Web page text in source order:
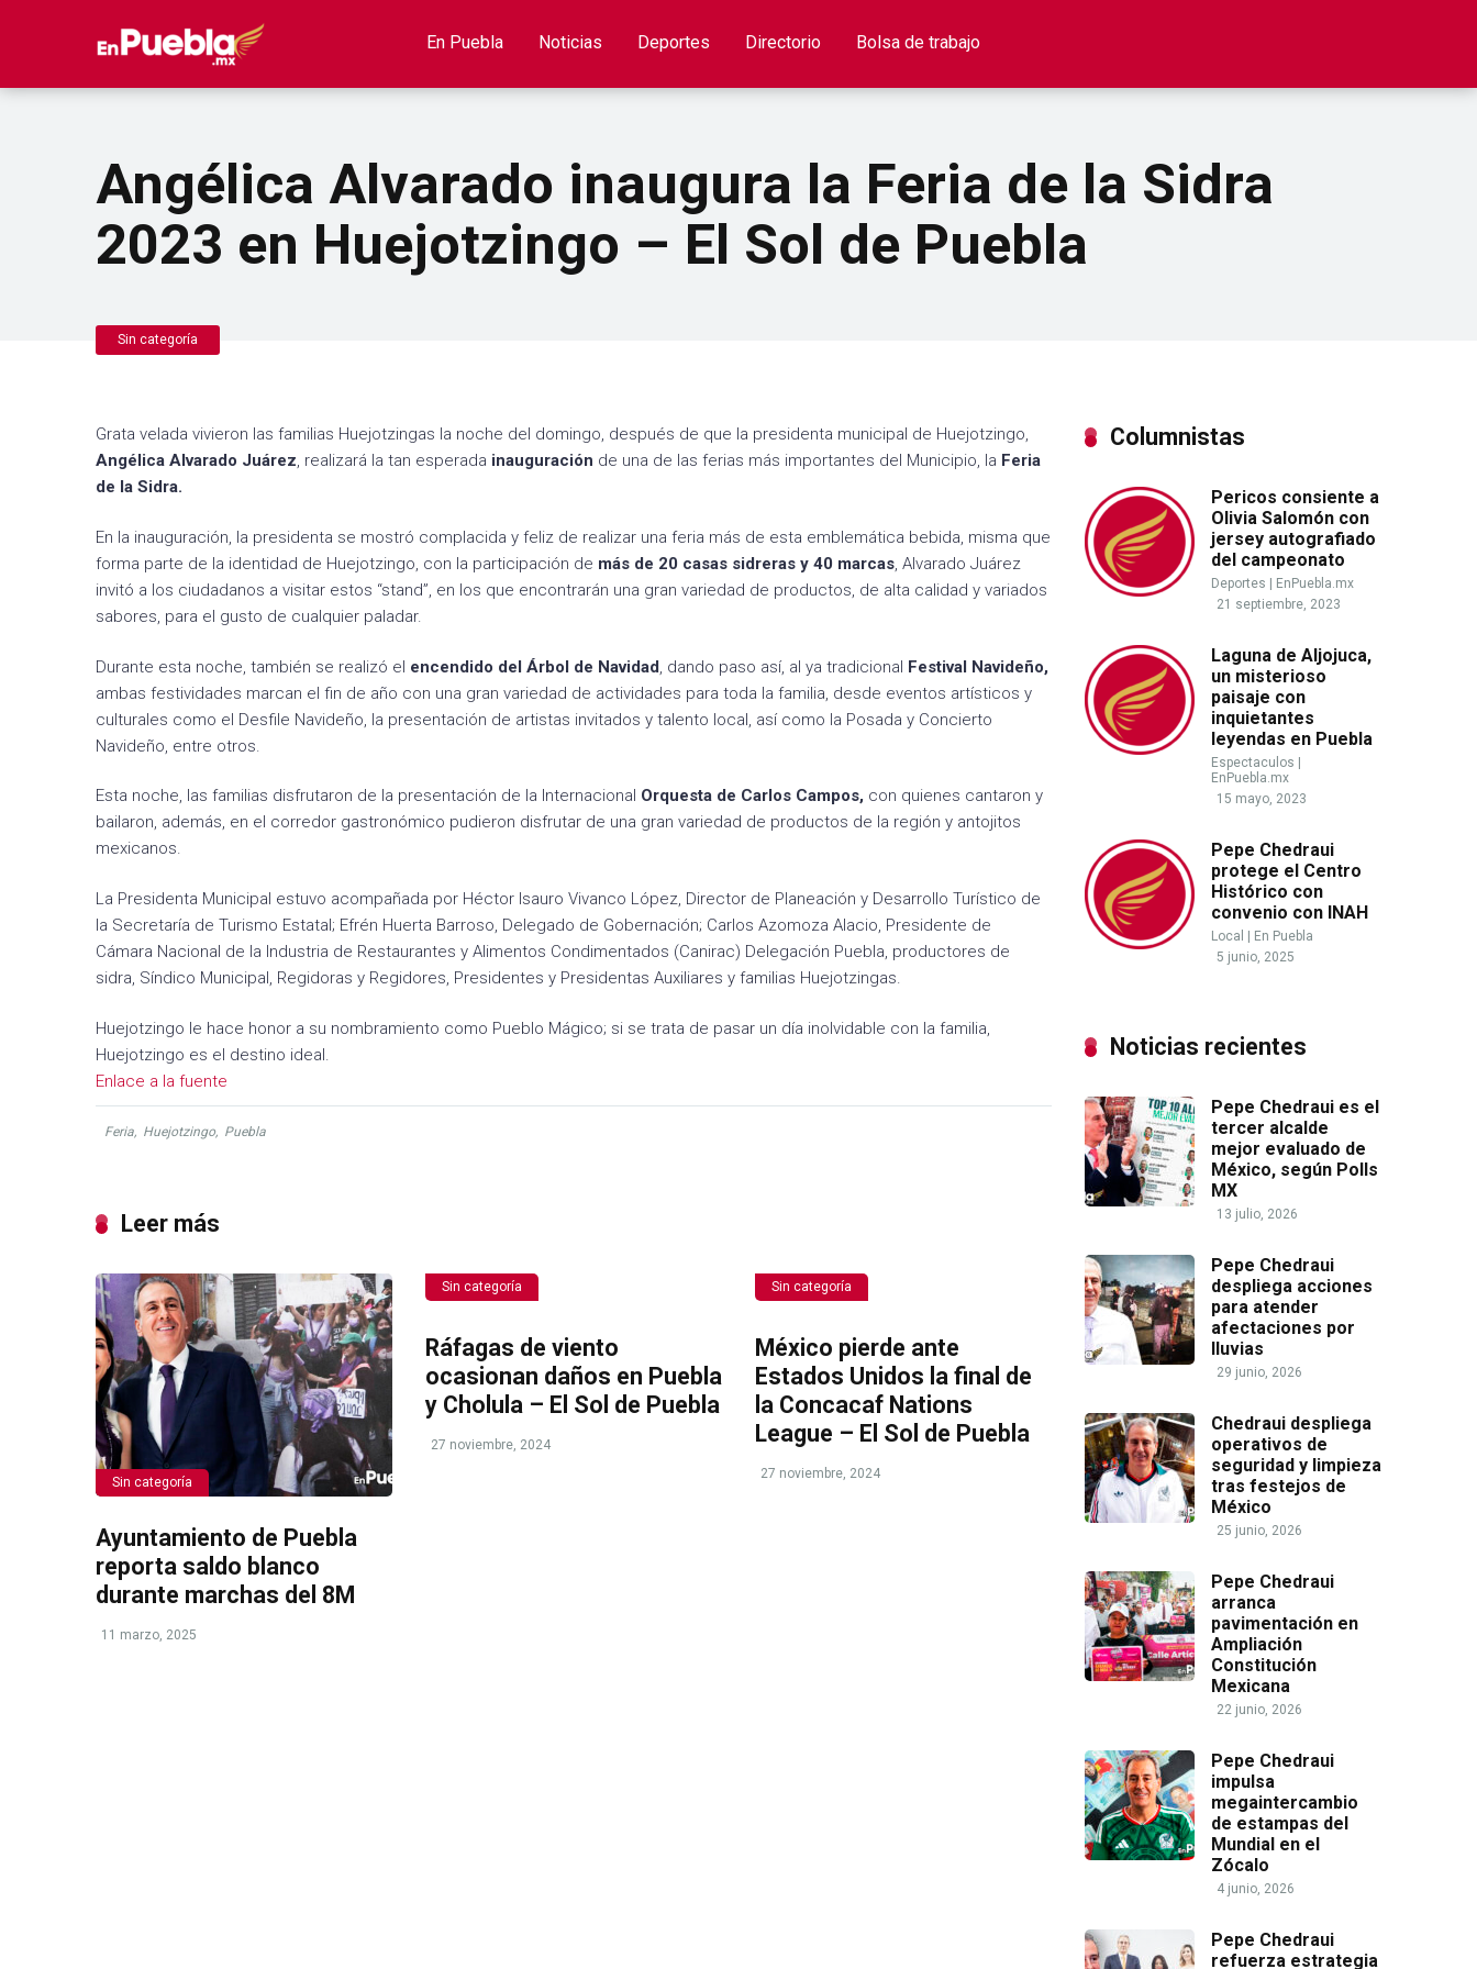
En Puebla Noticias Deportes Directorio Bolsa de trabajo
Angélica Alvarado inaugura la Feria de la Sidra
2023 en Huejotzingo – El Sol de Puebla
Sin categoría
Grata velada vivieron las familias Huejotzingas la noche del domingo, después de que la presidenta municipal de Huejotzingo,
Angélica Alvarado Juárez, realizará la tan esperada inauguración de una de las ferias más importantes del Municipio, la Feria
de la Sidra.
En la inauguración, la presidenta se mostró complacida y feliz de realizar una feria más de esta emblemática bebida, misma que
forma parte de la identidad de Huejotzingo, con la participación de más de 20 casas sidreras y 40 marcas, Alvarado Juárez
invitó a los ciudadanos a visitar estos “stand”, en los que encontrarán una gran variedad de productos, de alta calidad y variados
sabores, para el gusto de cualquier paladar.
Durante esta noche, también se realizó el encendido del Árbol de Navidad , dando paso así, al ya tradicional Festival Navideño,
ambas festividades marcan el fin de año con una gran variedad de actividades para toda la familia, desde eventos artísticos y
culturales como el Desfile Navideño, la presentación de artistas invitados y talento local, así como la Posada y Concierto
Navideño, entre otros.
Esta noche, las familias disfrutaron de la presentación de la Internacional Orquesta de Carlos Campos, con quienes cantaron y
bailaron, además, en el corredor gastronómico pudieron disfrutar de una gran variedad de productos de la región y antojitos
mexicanos.
La Presidenta Municipal estuvo acompañada por Héctor Isauro Vivanco López, Director de Planeación y Desarrollo Turístico de
la Secretaría de Turismo Estatal; Efrén Huerta Barroso, Delegado de Gobernación; Carlos Azomoza Alacio, Presidente de
Cámara Nacional de la Industria de Restaurantes y Alimentos Condimentados (Canirac) Delegación Puebla, productores de
sidra, Síndico Municipal, Regidoras y Regidores, Presidentes y Presidentas Auxiliares y familias Huejotzingas.
Huejotzingo le hace honor a su nombramiento como Pueblo Mágico; si se trata de pasar un día inolvidable con la familia,
Huejotzingo es el destino ideal.
Enlace a la fuente
Feria, Huejotzingo, Puebla
Leer más
Sin categoría
Ayuntamiento de Puebla
reporta saldo blanco
durante marchas del 8M
11 marzo, 2025
Sin categoría
Ráfagas de viento
ocasionan daños en Puebla
y Cholula – El Sol de Puebla
27 noviembre, 2024
Sin categoría
México pierde ante
Estados Unidos la final de
la Concacaf Nations
League – El Sol de Puebla
27 noviembre, 2024
Columnistas
Pericos consiente a
Olivia Salomón con
jersey autografiado
del campeonato
Deportes
EnPuebla.mx
21 septiembre, 2023
Laguna de Aljojuca,
un misterioso
paisaje con
inquietantes
leyendas en Puebla
Espectaculos
EnPuebla.mx
15 mayo, 2023
Pepe Chedraui
protege el Centro
Histórico con
convenio con INAH
Local
En Puebla
5 junio, 2025
Noticias recientes
Pepe Chedraui es el
tercer alcalde
mejor evaluado de
México, según Polls
MX
13 julio, 2026
Pepe Chedraui
despliega acciones
para atender
afectaciones por
lluvias
29 junio, 2026
Chedraui despliega
operativos de
seguridad y limpieza
tras festejos de
México
25 junio, 2026
Pepe Chedraui
arranca
pavimentación en
Ampliación
Constitución
Mexicana
22 junio, 2026
Pepe Chedraui
impulsa
megaintercambio
de estampas del
Mundial en el
Zócalo
4 junio, 2026
Pepe Chedraui
refuerza estrategia